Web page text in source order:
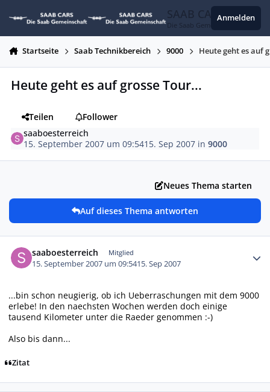
SAAB CARS
Die Saab Gemeinschaft
Anmelden
Startseite Saab Technikbereich 9000 Heute geht es auf
Heute geht es auf grosse Tour...
Teilen
Follower
saaboesterreich
15. September 2007 um 09:5415. Sep 2007 in9000
Neues Thema starten
Auf dieses Thema antworten
saaboesterreich Mitglied
15. September 2007 um 09:5415. Sep 2007
...bin schon neugierig, ob ich Ueberraschungen mit dem 9000
erlebe! In den naechsten Wochen werden doch einige
tausend Kilometer unter die Raeder genommen :-)
Also bis dann...
Zitat